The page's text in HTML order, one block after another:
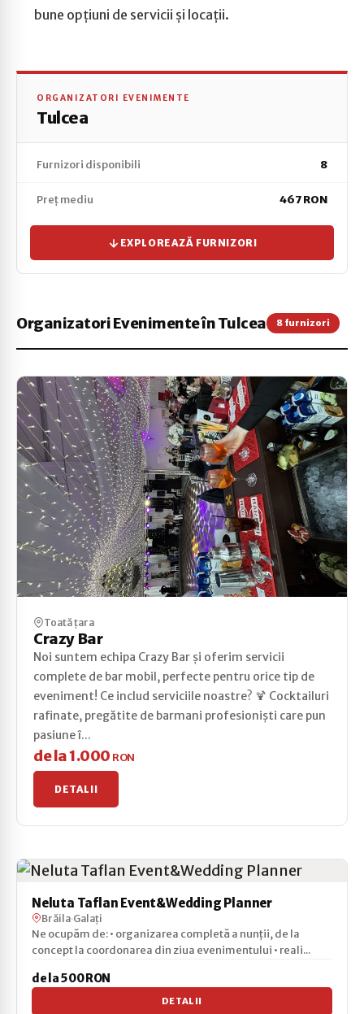
bune opțiuni de servicii și locații.
ORGANIZATORI EVENIMENTE
Tulcea
Furnizori disponibili 8
Preț mediu 467 RON
EXPLOREAZĂ FURNIZORI
Organizatori Evenimente în Tulcea 8 furnizori
Toată țara
Crazy Bar
Noi suntem echipa Crazy Bar și oferim servicii
complete de bar mobil, perfecte pentru orice tip de
eveniment! Ce includ serviciile noastre? 🍹 Cocktailuri
rafinate, pregătite de barmani profesioniști care pun
pasiune î...
de la 1.000 RON
DETALII
Neluta Taflan Event&Wedding Planner
Brăila·Galați
Ne ocupăm de: • organizarea completă a nunții, de la
concept la coordonarea din ziua evenimentului • reali...
de la 500 RON
DETALII